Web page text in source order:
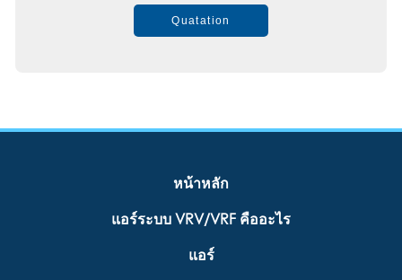
Quatation
หน้าหลัก
แอร์ระบบ VRV/VRF คืออะไร
แอร์